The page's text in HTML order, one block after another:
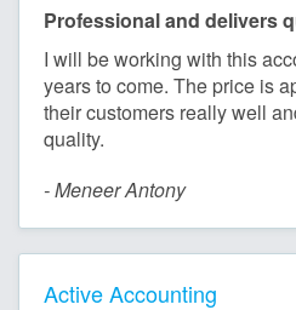
Professional and delivers
I will be working with this
years to come. The price is
their customers really well
quality.
- Meneer Antony
Active Accounting